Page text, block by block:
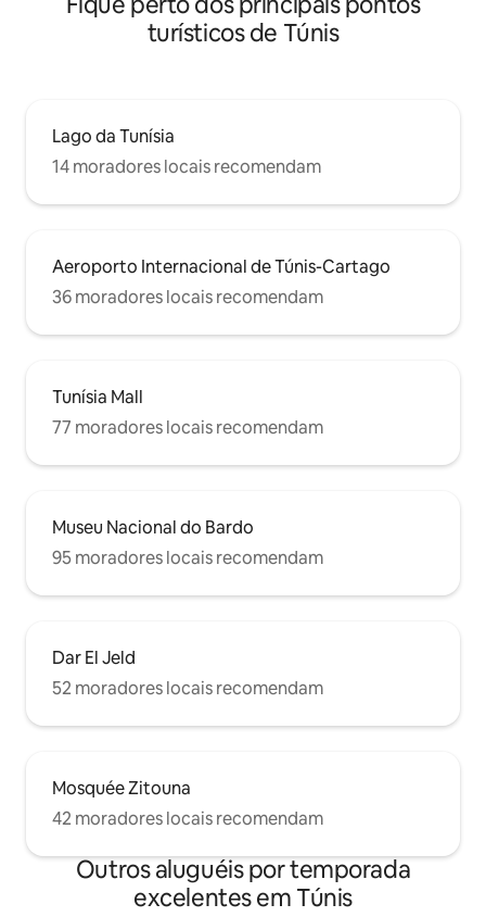
turísticos de Túnis
Lago da Tunísia
14 moradores locais recomendam
Aeroporto Internacional de Túnis-Cartago
36 moradores locais recomendam
Tunísia Mall
77 moradores locais recomendam
Museu Nacional do Bardo
95 moradores locais recomendam
Dar El Jeld
52 moradores locais recomendam
Mosquée Zitouna
42 moradores locais recomendam
Outros aluguéis por temporada
excelentes em Túnis